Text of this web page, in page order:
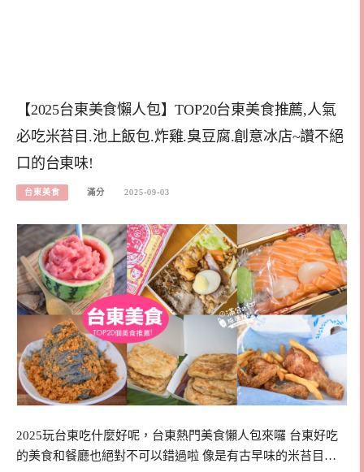
【2025台東美食懶人包】TOP20台東美食推薦,人氣
必吃米苔目.池上飯包.炸雞.臭豆腐.創意冰店~讚不絕
口的台東味!
台東美食 滿分 2025-09-03
2025玩台東吃什麼好呢，台東熱門美食懶人包來囉 台東好吃
的美食和餐廳也絕對不可以錯過啦 像是有古早味的米苔目…